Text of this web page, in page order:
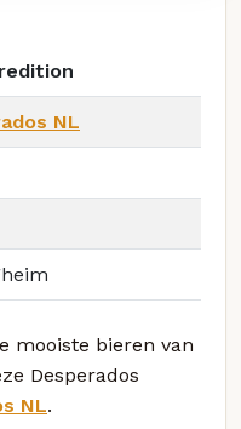
NL
mooiste bieren van
Desperados
NL.